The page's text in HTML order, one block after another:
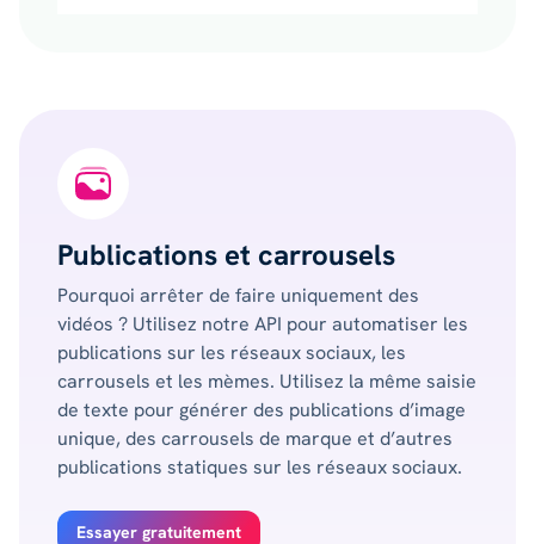
Publications et carrousels
Pourquoi arrêter de faire uniquement des
vidéos ? Utilisez notre API pour automatiser les
publications sur les réseaux sociaux, les
carrousels et les mèmes. Utilisez la même saisie
de texte pour générer des publications d’image
unique, des carrousels de marque et d’autres
publications statiques sur les réseaux sociaux.
Essayer gratuitement